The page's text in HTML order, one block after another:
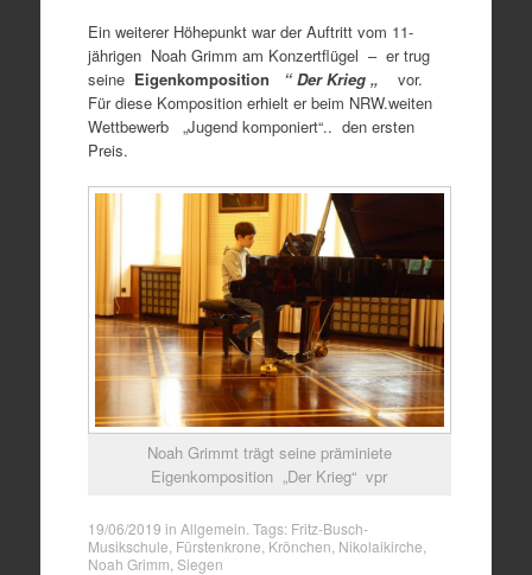
Ein weiterer Höhepunkt war der Auftritt vom 11-
jährigen Noah Grimm am Konzertflügel – er trug
seine Eigenkomposition “ Der Krieg „
vor.
Für diese Komposition erhielt er beim NRW.weiten
Wettbewerb „Jugend komponiert“.. den ersten
Preis.
Noah Grimmt trägt seine präminiete
Eigenkomposition „Der Krieg“ vpr
19/06/2019 in Allgemein . Tags: Fritz-Busch-
Musikschule Fürstenkrone Krönchen Nikolaikirche
Noah Grimm Siegen